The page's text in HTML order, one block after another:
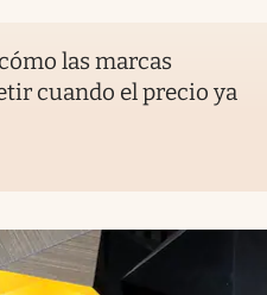
las marcas
cuando el precio ya